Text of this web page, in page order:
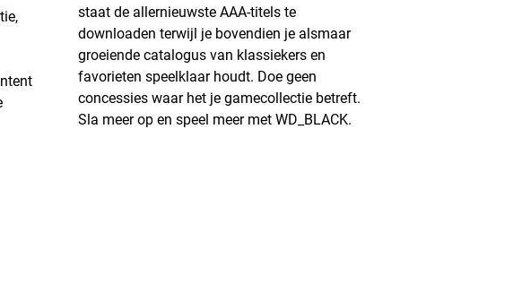
staat de allernieuwste AAA-titels te
downloaden terwijl je bovendien je alsmaar
groeiende catalogus van klassiekers en
favorieten speelklaar houdt. Doe geen
concessies waar het je gamecollectie betreft.
Sla meer op en speel meer met WD_BLACK.